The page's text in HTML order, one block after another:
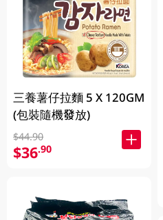
三養薯仔拉麵 5 X 120GM
(包裝隨機發放)
$44.90
$36.90